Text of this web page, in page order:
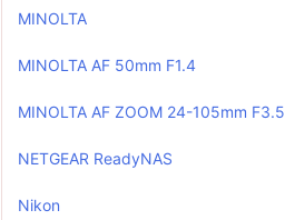
MINOLTA
MINOLTA AF 50mm F1.4
MINOLTA AF ZOOM 24-105mm
NETGEAR ReadyNAS
Nikon